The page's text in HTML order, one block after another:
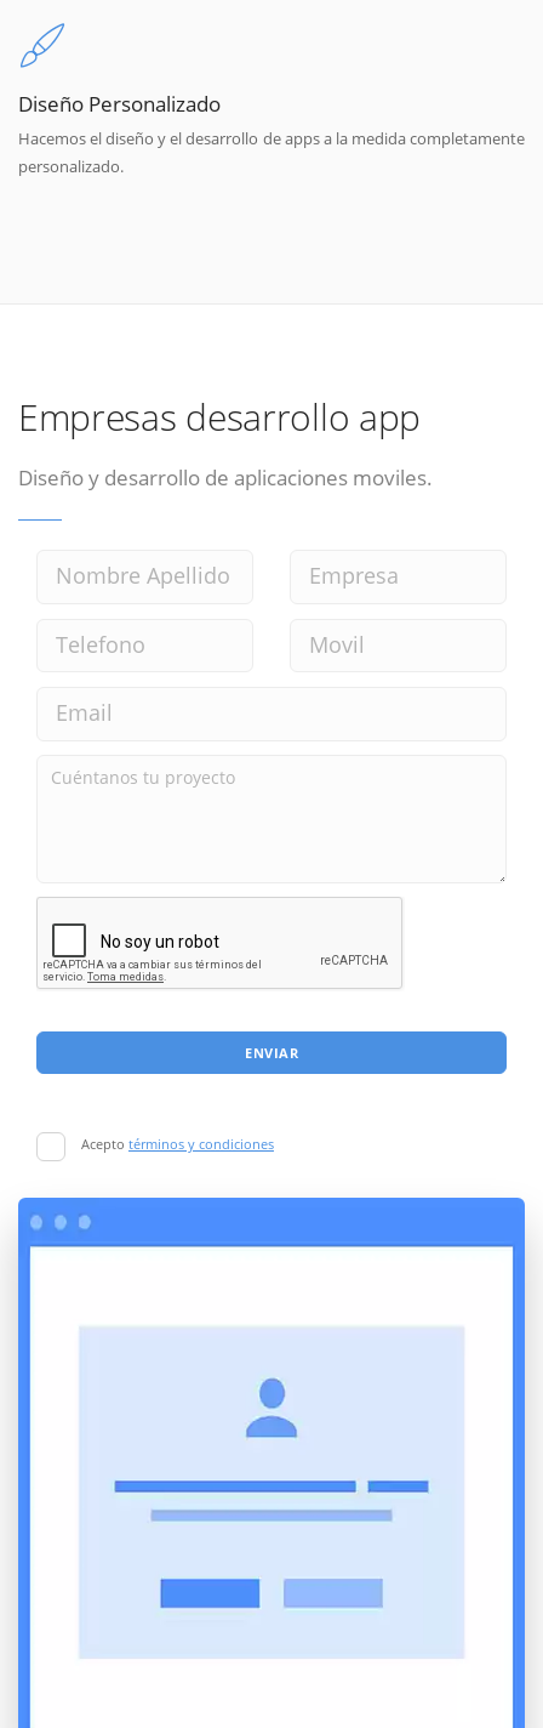
Diseño Personalizado
Hacemos el diseño y el desarrollo de apps a la medida completamente
personalizado.
Empresas desarrollo app
Diseño y desarrollo de aplicaciones moviles.
ENVIAR
Acepto términos y condiciones